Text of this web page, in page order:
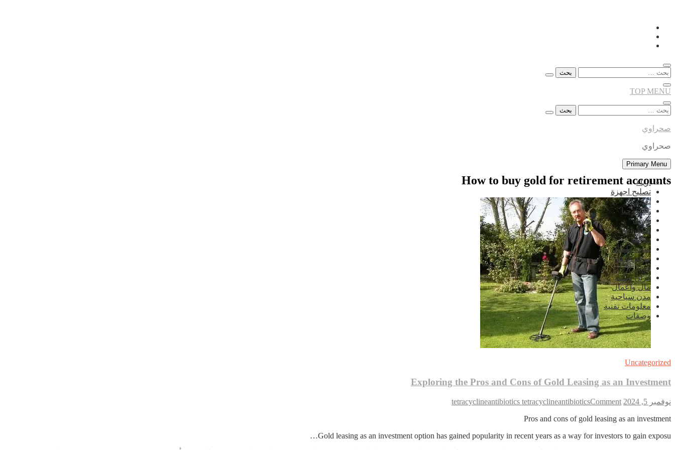
Skip
content
البحث
TOP MENU
البحث
صحراوي
صحراوي
Primary Menu
ازياء
تصليح اجهزة
تعليم
تكنولوجيا
جمال
ديكورات
رياضة
صحة طفلك
صحة عامة
فن
قرآن وسنة
مال واعمال
مدن سياحية
معلومات تقنية
وصفات
How to buy gold for retirement accounts
Uncategorized
Exploring the Pros and Cons of Gold Leasing as an Investment
نوفمبر 5, 2024 tetracyclineantibiotics tetracyclineantibioticsComment
on
and
Pros and cons of gold leasing as an investment
Gold leasing as an investment option has gained popularity in recent years as a way for investors to gain exposu…